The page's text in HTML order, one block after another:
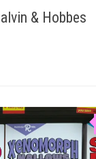
& Hobbes